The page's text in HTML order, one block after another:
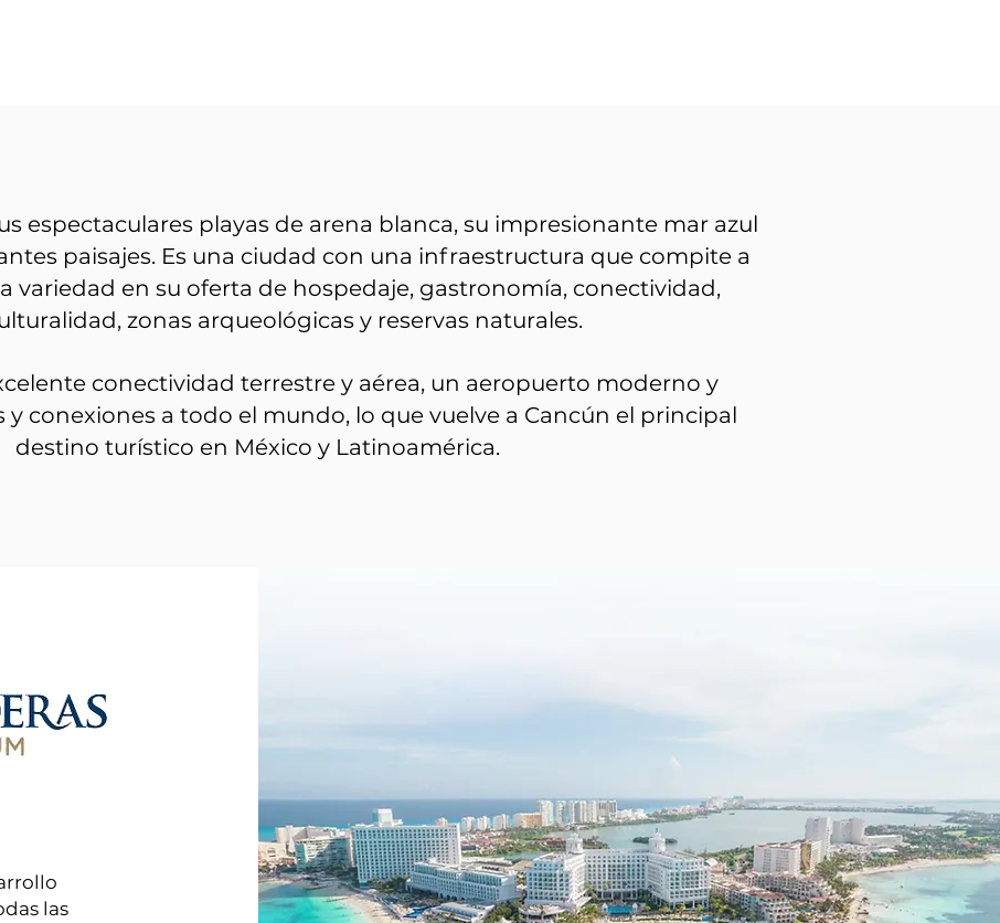
espectaculares playas de arena blanca, su impresionante mar azul
paisajes. Es una ciudad con una infraestructura que compite a
variedad en su oferta de hospedaje, gastronomía, conectividad,
zonas arqueológicas y reservas naturales.
conectividad terrestre y aérea, un aeropuerto moderno y
conexiones a todo el mundo, lo que vuelve a Cancún el principal
destino turístico en México y Latinoamérica.
las